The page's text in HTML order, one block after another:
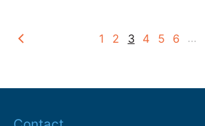
1 2 3 4 5 6 …